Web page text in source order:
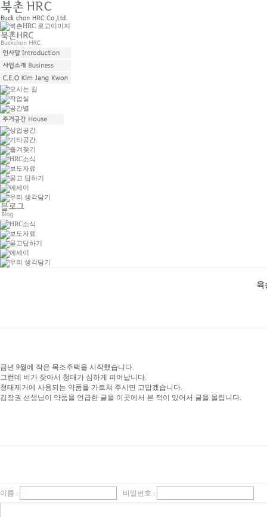
육
금년 9월에 작은 목조주택을 시작했습니다.
그런데 비가 잦아서 청태가 심하게 피어납니다.
청태제거에 사용되는 약품을 가르쳐 주시면 고맙겠습니다.
김장권 선생님이 약품을 언급한 글을 이곳에서 본 적이 있어서 글을 올립니다.
이름 : 비밀번호 :